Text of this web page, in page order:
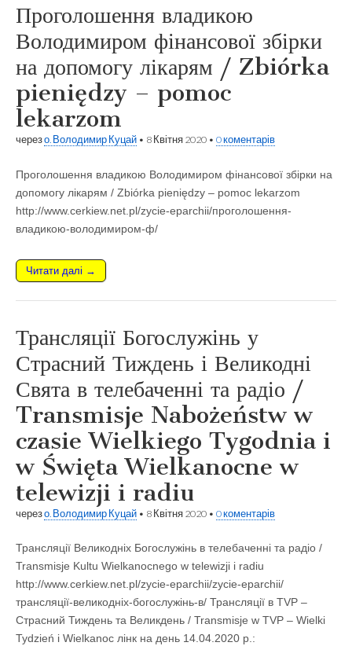
Проголошення владикою
Володимиром фінансової збірки
на допомогу лікарям / Zbiórka
pieniędzy – pomoc
lekarzom
черезо. Володимир Куцай • 8 Квітня 2020 • 0 коментарів
Проголошення владикою Володимиром фінансової збірки на
допомогу лікарям / Zbiórka pieniędzy – pomoc lekarzom
http://www.cerkiew.net.pl/zycie-eparchii/проголошення-
владикою-володимиром-ф/
Читати далі →
Трансляції Богослужінь у
Страсний Тиждень і Великодні
Свята в телебаченні та радіо /
Transmisje Nabożeństw w
czasie Wielkiego Tygodnia i
w Święta Wielkanocne w
telewizji i radiu
черезо. Володимир Куцай • 8 Квітня 2020 • 0 коментарів
Трансляції Великодніх Богослужінь в телебаченні та радіо /
Transmisje Kultu Wielkanocnego w telewizji i radiu
http://www.cerkiew.net.pl/zycie-eparchii/zycie-eparchii/
трансляції-великодніх-богослужінь-в/ Трансляції в ТVP –
Страсний Тиждень та Великдень / Transmisje w TVP – Wielki
Tydzień i Wielkanoc лінк на день 14.04.2020 р.: